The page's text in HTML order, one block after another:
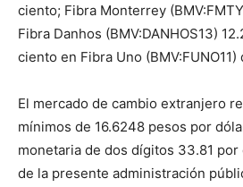
ciento; Fibra Monterrey
Fibra Danhos (BMV:DANHOS13)
ciento en Fibra Uno
El mercado de cambio extranjero
mínimos de 16.6248 pesos por
monetaria de dos dígitos 33.81
de la presente administración